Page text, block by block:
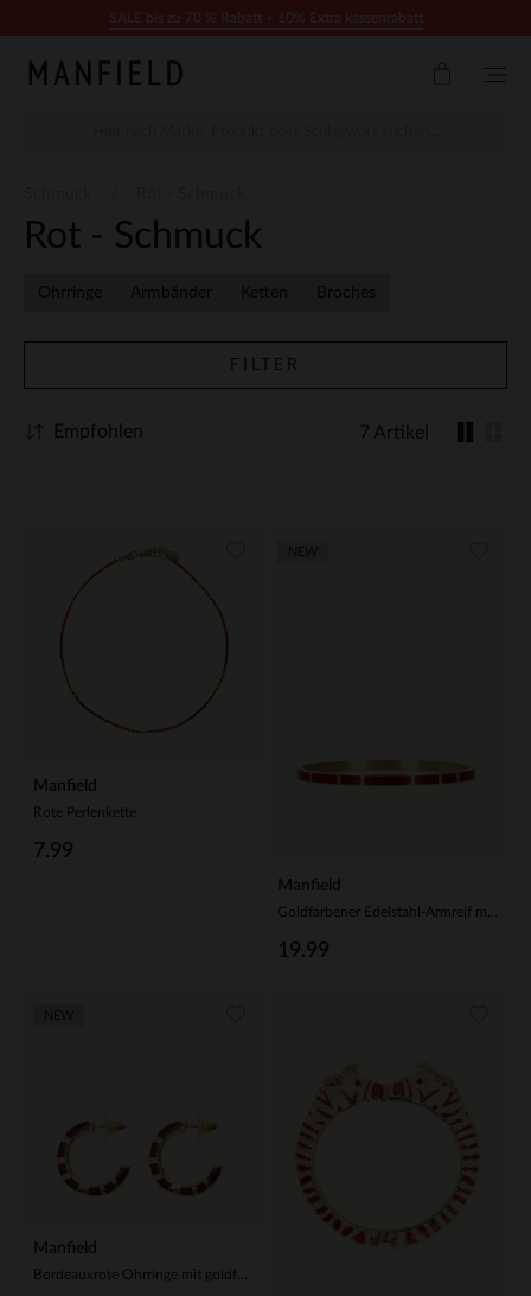
Rot - Schmuck
Ohrringe Armbänder Ketten Broches
FILTER
7 Artikel
Empfohlen
Manfield
Rote Perlenkette
7.99
Manfield
19.99
Manfield